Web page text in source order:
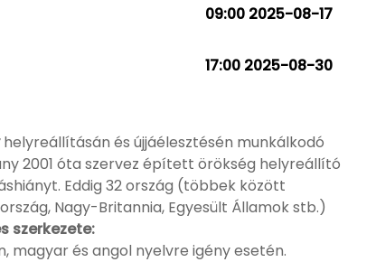
09:00 2025-08-17
17:00 2025-08-30
helyreállításán és újjáélesztésén munkálkodó
2001 óta szervez épített örökség helyreállító
Eddig 32 ország (többek között
Nagy-Britannia, Egyesült Államok stb.)
szerkezete:
magyar és angol nyelvre igény esetén.